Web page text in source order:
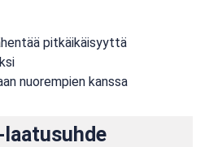
pitkäikäisyyttä
nuorempien kanssa
laatusuhde